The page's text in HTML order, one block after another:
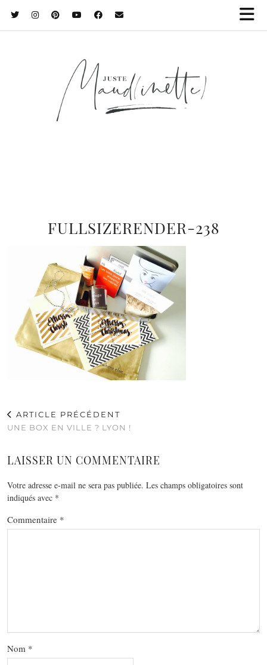
FULLSIZERENDER-238
ARTICLE PRÉCÉDENT
UNE BOX EN VILLE ? LYON !
LAISSER UN COMMENTAIRE
Votre adresse e-mail ne sera pas publiée. Les champs obligatoires sont
indiqués avec *
Commentaire *
Nom *